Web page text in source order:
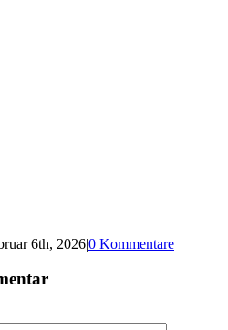
6th, 2026|0 Kommentare